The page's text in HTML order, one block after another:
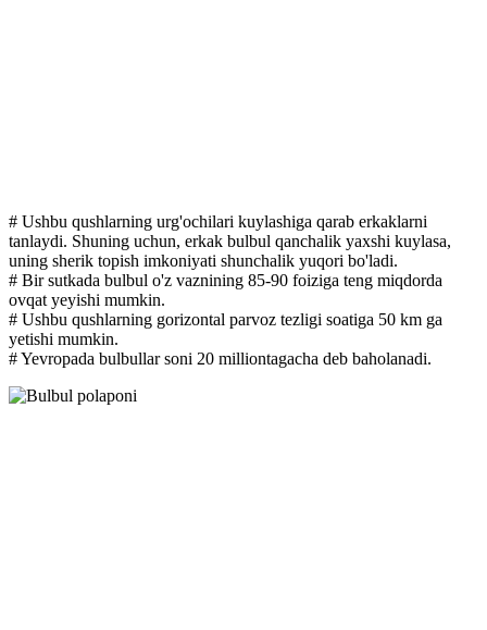
# Ushbu qushlarning urg'ochilari kuylashiga qarab erkaklarni
tanlaydi. Shuning uchun, erkak bulbul qanchalik yaxshi kuylasa,
uning sherik topish imkoniyati shunchalik yuqori bo'ladi.
# Bir sutkada bulbul o'z vaznining 85-90 foiziga teng miqdorda
ovqat yeyishi mumkin.
# Ushbu qushlarning gorizontal parvoz tezligi soatiga 50 km ga
yetishi mumkin.
# Yevropada bulbullar soni 20 milliontagacha deb baholanadi.